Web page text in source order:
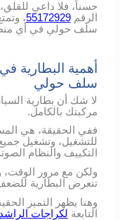
حسناً، فلا داعي
الرقم55172929،
سلف حولي في أي
أهمية البطارية
سلف حولي
لا شك أن بطارية
مركبتك بالكامل.
ففي الحقيقة، هي
للتشغيل، وتشغيل جميع
التكييف والنظام
ولكن مع مرور الوقت،
تتعرض البطارية
وهنا يظهر التميز
التابعة لكراجات الراشد